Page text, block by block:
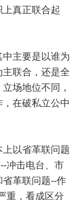
真正联合起
主要是以谁为
联合，还是全
场地位不同，
在破私立公中
以省革联问题
冲击电台、市
革联问题--作
重，看成区分